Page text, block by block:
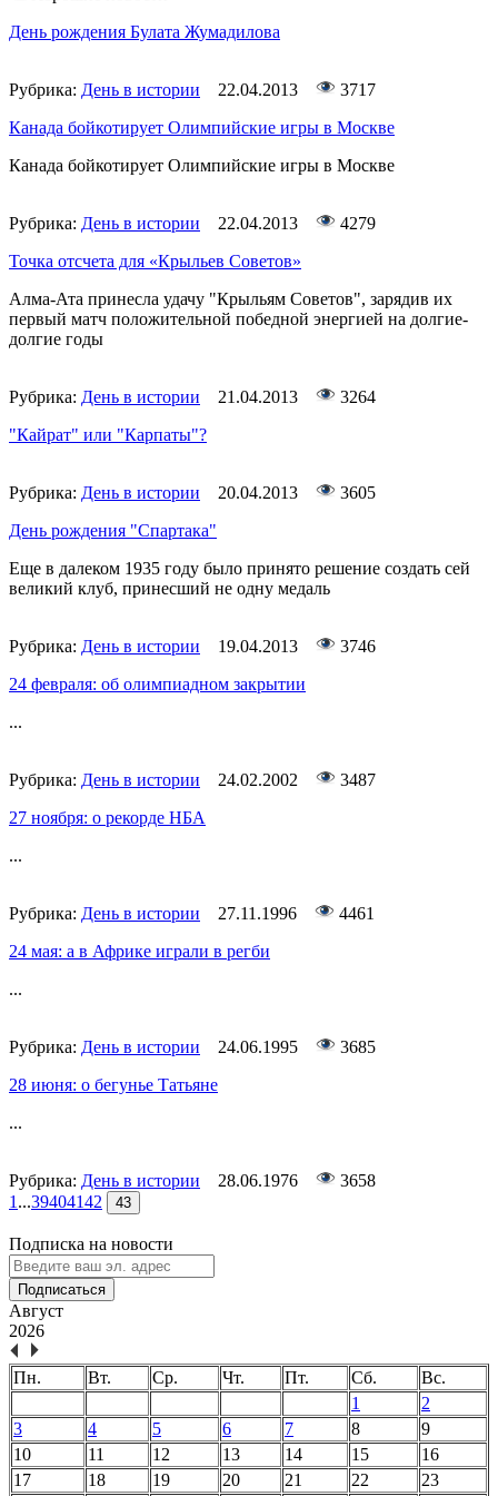
День рождения Булата Жумадилова
Рубрика: День в истории 22.04.2013
3717
Канада бойкотирует Олимпийские игры в Москве
Канада бойкотирует Олимпийские игры в Москве
Рубрика: День в истории 22.04.2013
4279
Точка отсчета для «Крыльев Советов»
Алма-Ата принесла удачу "Крыльям Советов", зарядив их
первый матч положительной победной энергией на долгие-
долгие годы
Рубрика: День в истории 21.04.2013
3264
"Кайрат" или "Карпаты"?
Рубрика: День в истории 20.04.2013
3605
День рождения "Спартака"
Еще в далеком 1935 году было принято решение создать сей
великий клуб, принесший не одну медаль
Рубрика: День в истории 19.04.2013
3746
24 февраля: об олимпиадном закрытии
...
Рубрика: День в истории 24.02.2002
3487
27 ноября: о рекорде НБА
...
Рубрика: День в истории 27.11.1996
4461
24 мая: а в Африке играли в регби
...
Рубрика: День в истории 24.06.1995
3685
28 июня: о бегунье Татьяне
...
Рубрика: День в истории 28.06.1976
3658
1...39404142 43
Подписка на новости
Подписаться
Август
2026
Пн. Вт. Ср. Чт. Пт. Сб.
Вс.
1
2
3
4 5 6 7 8
9
10
11 12 13 14 15
16
17
18 19 20 21 22 23